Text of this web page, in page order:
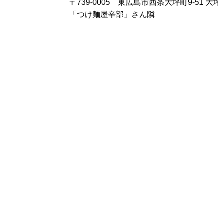
〒739-0005 東広島市西条大坪町9-51 大
「つけ麺屋辛部」さん隣